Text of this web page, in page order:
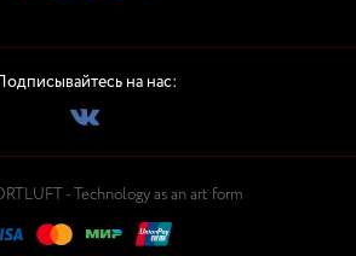
на нас:
- Technology as an art form